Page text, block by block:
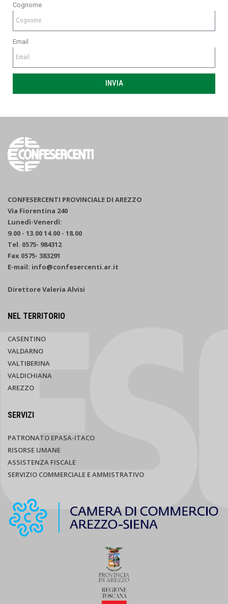
Cognome
Email
INVIA
CONFESERCENTI PROVINCIALE DI AREZZO
Via Fiorentina 240
Lunedì-Venerdì:
9.00 - 13.00 14.00 - 18.00
Tel. 0575- 984312
Fax 0575- 383291
E-mail: info@confesercenti.ar.it
Direttore Valeria Alvisi
NEL TERRITORIO
CASENTINO
VALDARNO
VALTIBERINA
VALDICHIANA
AREZZO
SERVIZI
PATRONATO EPASA-ITACO
RISORSE UMANE
ASSISTENZA FISCALE
SERVIZIO COMMERCIALE E AMMISTRATIVO